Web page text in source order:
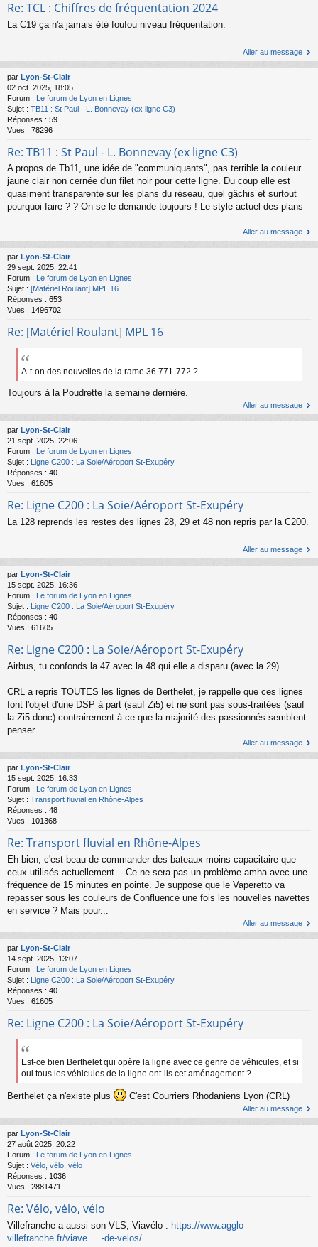
Re: TCL : Chiffres de fréquentation 2024
La C19 ça n'a jamais été foufou niveau fréquentation.
Aller au message
par Lyon-St-Clair
02 oct. 2025, 18:05
Forum : Le forum de Lyon en Lignes
Sujet : TB11 : St Paul - L. Bonnevay (ex ligne C3)
Réponses : 59
Vues : 78296
Re: TB11 : St Paul - L. Bonnevay (ex ligne C3)
A propos de Tb11, une idée de "communiquants", pas terrible la couleur
jaune clair non cernée d'un filet noir pour cette ligne. Du coup elle est
quasiment transparente sur les plans du réseau, quel gâchis et surtout
pourquoi faire ? ? On se le demande toujours ! Le style actuel des plans
...
Aller au message
par Lyon-St-Clair
29 sept. 2025, 22:41
Forum :
Le forum de Lyon en Lignes
Sujet : [Matériel Roulant] MPL 16
Réponses : 653
Vues : 1496702
Re: [Matériel Roulant] MPL 16
A-t-on des nouvelles de la rame 36 771-772 ?
Toujours à la Poudrette la semaine dernière.
Aller au message
par Lyon-St-Clair
21 sept. 2025, 22:06
Forum : Le forum de Lyon en Lignes
Sujet : Ligne C200 : La Soie/Aéroport St-Exupéry
Réponses : 40
Vues : 61605
Re: Ligne C200 : La Soie/Aéroport St-Exupéry
La 128 reprends les restes des lignes 28, 29 et 48 non repris par la C200.
Aller au message
par Lyon-St-Clair
15 sept. 2025, 16:36
Forum : Le forum de Lyon en Lignes
Sujet : Ligne C200 : La Soie/Aéroport St-Exupéry
Réponses : 40
Vues : 61605
Re: Ligne C200 : La Soie/Aéroport St-Exupéry
Airbus, tu confonds la 47 avec la 48 qui elle a disparu (avec la 29).
CRL a repris TOUTES les lignes de Berthelet, je rappelle que ces lignes
font l'objet d'une DSP à part (sauf Zi5) et ne sont pas sous-traitées (sauf
la Zi5 donc) contrairement à ce que la majorité des passionnés semblent
penser.
Aller au message
par Lyon-St-Clair
15 sept. 2025, 16:33
Forum : Le forum de Lyon en Lignes
Sujet : Transport fluvial en Rhône-Alpes
Réponses : 48
Vues : 101368
Re: Transport fluvial en Rhône-Alpes
Eh bien, c'est beau de commander des bateaux moins capacitaire que
ceux utilisés actuellement... Ce ne sera pas un problème amha avec une
fréquence de 15 minutes en pointe. Je suppose que le Vaperetto va
repasser sous les couleurs de Confluence une fois les nouvelles navettes
en service ? Mais pour...
Aller au message
par Lyon-St-Clair
14 sept. 2025, 13:07
Forum : Le forum de Lyon en Lignes
Sujet : Ligne C200 : La Soie/Aéroport St-Exupéry
Réponses : 40
Vues : 61605
Re: Ligne C200 : La Soie/Aéroport St-Exupéry
Est-ce bien Berthelet qui opère la ligne avec ce genre de véhicules, et si
oui tous les véhicules de la ligne ont-ils cet aménagement ?
Berthelet ça n'existe plus C'est Courriers Rhodaniens Lyon (CRL)
Aller au message
par Lyon-St-Clair
27 août 2025, 20:22
Forum :
Le forum de Lyon en Lignes
Sujet : Vélo, vélo, vélo
Réponses : 1036
Vues : 2881471
Re: Vélo, vélo, vélo
Villefranche a aussi son VLS, Viavélo : https://www.agglo-
villefranche.fr/viave ... -de-velos/